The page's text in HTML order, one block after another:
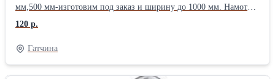
мм,500 мм-изготовим под заказ и ширину до 1000 мм. Намот
стретч может быть любым (вес). Плотность - от 15 до 30 мкр.
120 р.
Гатчина